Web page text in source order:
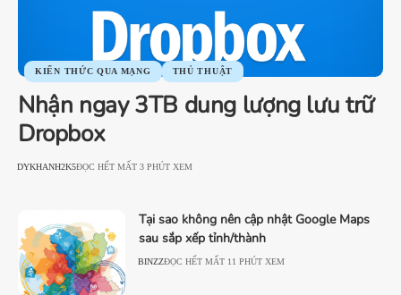
KIẾN THỨC QUA MẠNG THỦ THUẬT
Nhận ngay 3TB dung lượng lưu trữ
Dropbox
DYKHANH2K5ĐỌC HẾT MẤT 3 PHÚT XEM
Tại sao không nên cập nhật Google Maps
sau sắp xếp tỉnh/thành
BINZZĐỌC HẾT MẤT 11 PHÚT XEM